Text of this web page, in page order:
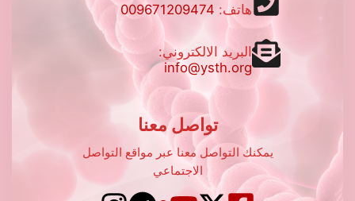
هاتف: 009671209474
البريد الالكتروني:
info@ysth.org
تواصل معنا
يمكنك التواصل معنا عبر مواقع التواصل
الاجتماعي